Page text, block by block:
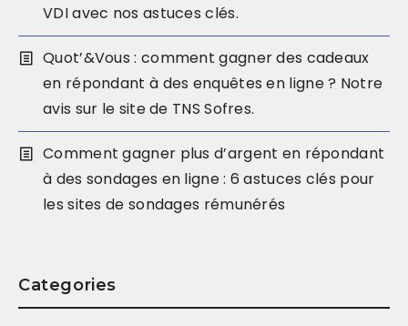
VDI avec nos astuces clés.
Quot’&Vous : comment gagner des cadeaux
en répondant à des enquêtes en ligne ? Notre
avis sur le site de TNS Sofres.
Comment gagner plus d’argent en répondant
à des sondages en ligne : 6 astuces clés pour
les sites de sondages rémunérés
Categories